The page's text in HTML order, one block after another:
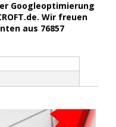
Googleoptimierung
Wir freuen
aus 76857